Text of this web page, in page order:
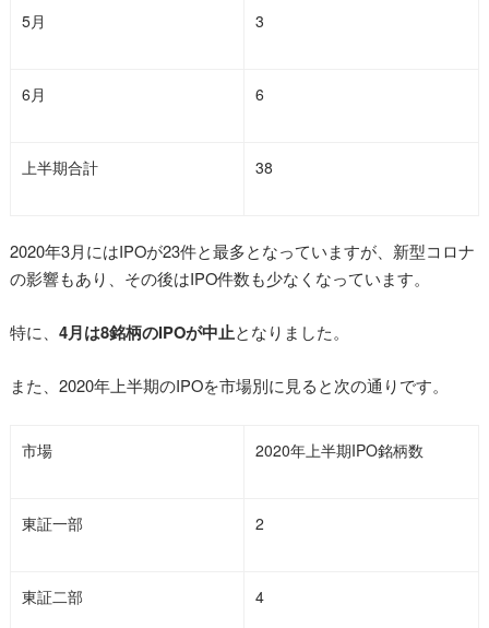
5月 3
6月 6
上半期合計 38
2020年3月にはIPOが23件と最多となっていますが、新型コロナ
の影響もあり、その後はIPO件数も少なくなっています。
特に、 4月は8銘柄のIPOが中止となりました。
また、2020年上半期のIPOを市場別に見ると次の通りです。
市場 2020年上半期IPO銘柄数
東証一部 2
東証二部 4